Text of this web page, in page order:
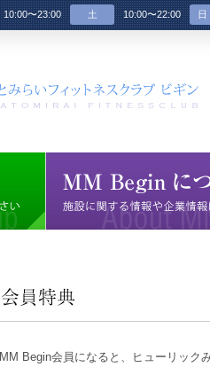
10:00〜23:00 土 10:00〜22:00 日
MM Begin会員になると、ヒューリック